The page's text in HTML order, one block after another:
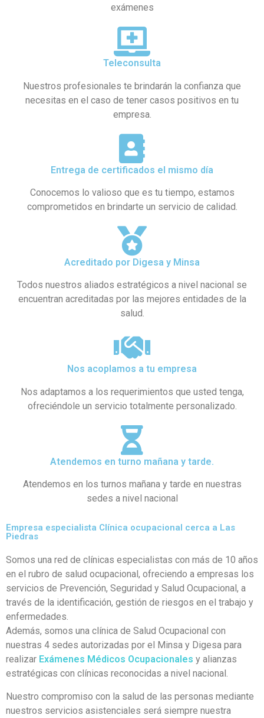
exámenes
Teleconsulta
Nuestros profesionales te brindarán la confianza que
necesitas en el caso de tener casos positivos en tu
empresa.
Entrega de certificados el mismo día
Conocemos lo valioso que es tu tiempo, estamos
comprometidos en brindarte un servicio de calidad.
Acreditado por Digesa y Minsa​
Todos nuestros aliados estratégicos a nivel nacional se
encuentran acreditadas por las mejores entidades de la
salud.
Nos acoplamos a tu empresa
Nos adaptamos a los requerimientos que usted tenga,
ofreciéndole un servicio totalmente personalizado.
Atendemos en turno mañana y tarde.
Atendemos en los turnos mañana y tarde en nuestras
sedes a nivel nacional
Empresa especialista Clínica ocupacional cerca a Las
Piedras
Somos una red de clínicas especialistas con más de 10 años
en el rubro de salud ocupacional, ofreciendo a empresas los
servicios de Prevención, Seguridad y Salud Ocupacional, a
través de la identificación, gestión de riesgos en el trabajo y
enfermedades.
Además, somos una clínica de Salud Ocupacional con
nuestras 4 sedes autorizadas por el Minsa y Digesa para
realizar Exámenes Médicos Ocupacionales y alianzas
estratégicas con clínicas reconocidas a nivel nacional.
Nuestro compromiso con la salud de las personas mediante
nuestros servicios asistenciales será siempre nuestra